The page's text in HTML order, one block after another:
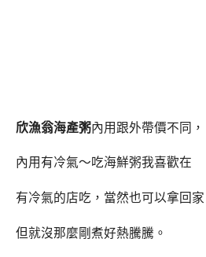
欣漁翁海產粥內用跟外帶價不同，
內用有冷氣～吃海鮮粥我喜歡在
有冷氣的店吃，當然也可以拿回家
但就沒那麼剛煮好熱騰騰。